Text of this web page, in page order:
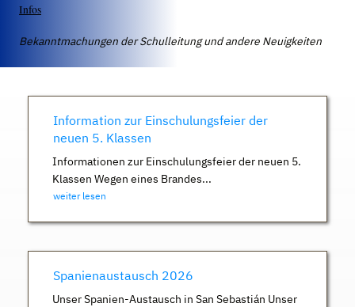
Infos
Bekanntmachungen der Schulleitung und andere Neuigkeiten
Information zur Einschulungsfeier der
neuen 5. Klassen
Informationen zur Einschulungsfeier der neuen 5.
Klassen Wegen eines Brandes...
weiter lesen
Spanienaustausch 2026
Unser Spanien-Austausch in San Sebastián Unser